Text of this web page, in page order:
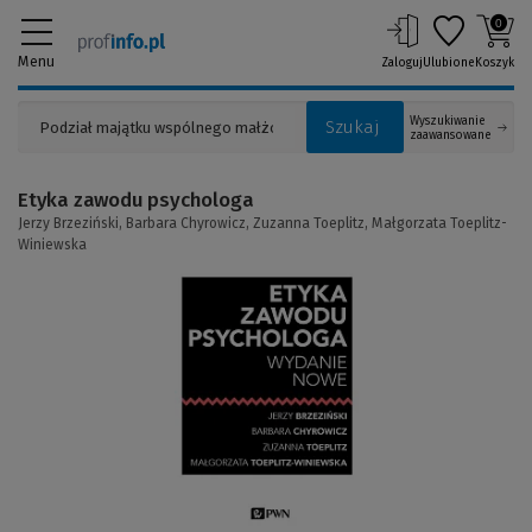
Menu
Szukaj
Wyszukiwanie
zaawansowane
ZalogujUlubione
0
Koszyk
Etyka zawodu psychologa
Jerzy Brzeziński, Barbara Chyrowicz, Zuzanna Toeplitz, Małgorzata Toeplitz-
Winiewska